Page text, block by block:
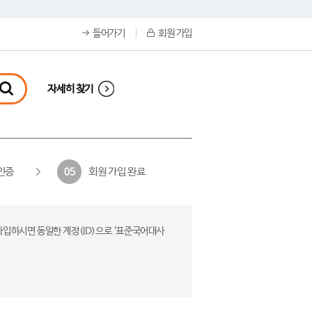
들어가기 회원 가입
자세히 찾기
증 05 회원 가입 완료
하시면 동일한 계정(ID)으로 ‘표준국어대사